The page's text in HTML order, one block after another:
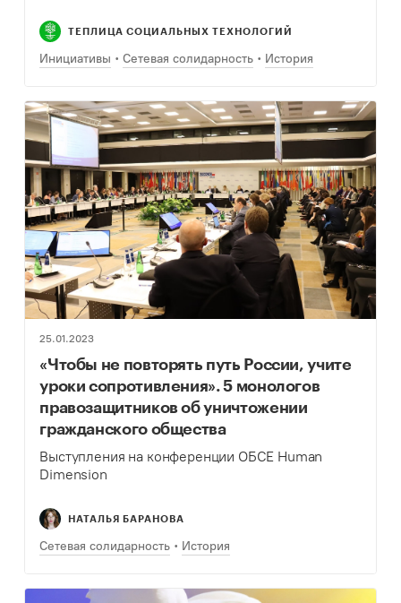
ТЕПЛИЦА СОЦИАЛЬНЫХ ТЕХНОЛОГИЙ
Инициативы Сетевая солидарность История
25.01.2023
«Чтобы не повторять путь России, учите
уроки сопротивления». 5 монологов
правозащитников об уничтожении
гражданского общества
Выступления на конференции ОБСЕ Human
Dimension
НАТАЛЬЯ БАРАНОВА
Сетевая солидарность История